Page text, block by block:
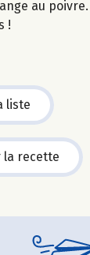
au poivre.
!
liste
la recette